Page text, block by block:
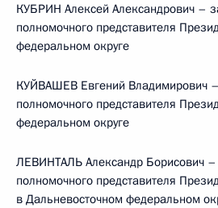
КУБРИН Алексей Александрович –
полномочного представителя
федеральном округе
КУЙВАШЕВ Евгений Владимирович
полномочного представителя
федеральном округе
ЛЕВИНТАЛЬ Александр Борисович –
полномочного представителя
в Дальневосточном федеральном